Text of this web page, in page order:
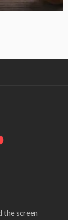
the screen